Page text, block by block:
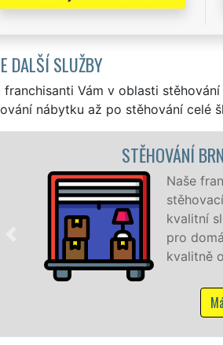
DALŠÍ SLUŽBY
franchisanti Vám v oblasti
nábytku až po stěhování celé
VENKOV - STĚHOVACÍ PRÁCE
síť EXTRA STĚHOVÁNÍ
servis v okrese Brno-venkov.
stěhování NON-STOP 24
tak pro obchodní
odvedené práce.
Mám zájem o stěhování v okrese Brno-venkov